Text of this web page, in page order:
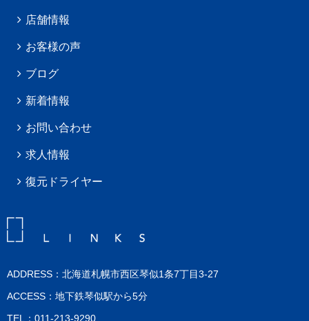
店舗情報
お客様の声
ブログ
新着情報
お問い合わせ
求人情報
復元ドライヤー
ADDRESS：北海道札幌市西区琴似1条7丁目3-27
ACCESS：地下鉄琴似駅から5分
TEL：011-213-9290